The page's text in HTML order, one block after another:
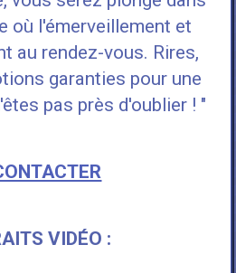
où l'émerveillement et
au rendez-vous. Rires,
garanties pour une
pas près d'oublier ! "
VIDÉO :